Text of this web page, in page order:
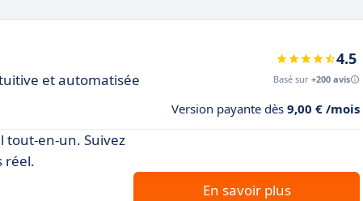
et automatisée
4.5
Basé sur +200 avis
Version payante dès 9,00 € /mois
tout-en-un. Suivez
réel.
En savoir plus